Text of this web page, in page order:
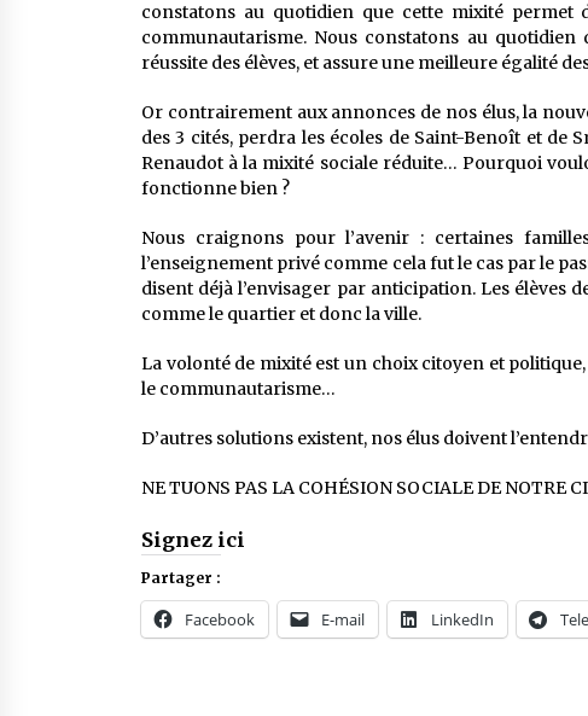
constatons au quotidien que cette mixité
communautarisme. Nous constatons au
réussite des élèves, et assure une meilleure égalité
Or contrairement aux annonces de nos élus, la
des 3 cités, perdra les écoles de Saint-Benoît et de
Renaudot à la mixité sociale réduite… Pourquoi
fonctionne bien ?
Nous craignons pour l’avenir : certaines
l’enseignement privé comme cela fut le cas par le
disent déjà l’envisager par anticipation. Les élèves
comme le quartier et donc la ville.
La volonté de mixité est un choix citoyen et
le communautarisme…
D’autres solutions existent, nos élus doivent
NE TUONS PAS LA COHÉSION SOCIALE DE NOTRE
Signez ici
Partager :
Facebook E-mail LinkedIn